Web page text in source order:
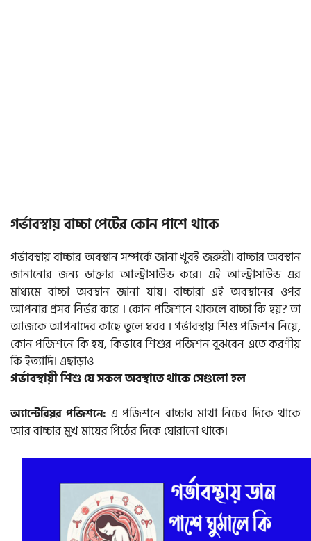
গর্ভাবস্থায় বাচ্চা পেটের কোন পাশে থাকে
গর্ভাবস্থায় বাচ্চার অবস্থান সম্পর্কে জানা খুবই জরুরী। বাচ্চার অবস্থান
জানানোর জন্য ডাক্তার আল্ট্রাসাউন্ড করে। এই আল্ট্রাসাউন্ড এর
মাধ্যমে বাচ্চা অবস্থান জানা যায়। বাচ্চারা এই অবস্থানের ওপর
আপনার প্রসব নির্ভর করে । কোন পজিশনে থাকলে বাচ্চা কি হয়? তা
আজকে আপনাদের কাছে তুলে ধরব । গর্ভাবস্থায় শিশু পজিশন নিয়ে,
কোন পজিশনে কি হয়, কিভাবে শিশুর পজিশন বুঝবেন এতে করণীয়
কি ইত্যাদি। এছাড়াও
গর্ভাবস্থায়ী শিশু যে সকল অবস্থাতে থাকে সেগুলো হল
অ্যান্টেরিয়র পজিশনে: এ পজিশনে বাচ্চার মাথা নিচের দিকে থাকে
আর বাচ্চার মুখ মায়ের পিঠের দিকে ঘোরানো থাকে।